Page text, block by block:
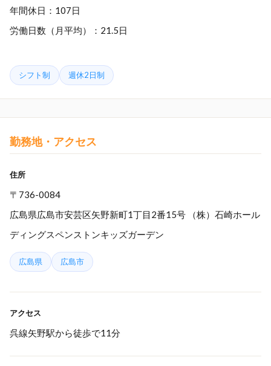
年間休日：107日
労働日数（月平均）：21.5日
シフト制 週休2日制
勤務地・アクセス
住所
〒736-0084
広島県広島市安芸区矢野新町1丁目2番15号 （株）石崎ホール
ディングスペンストンキッズガーデン
広島県 広島市
アクセス
呉線矢野駅から徒歩で11分